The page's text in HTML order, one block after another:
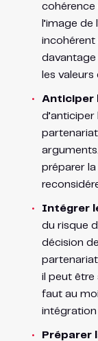
cohérence
l’image
incohérent
davantage
les valeurs
Anticiper
préparer
Intégrer
du risque
décision
il peut être
faut au
intégration
Préparer